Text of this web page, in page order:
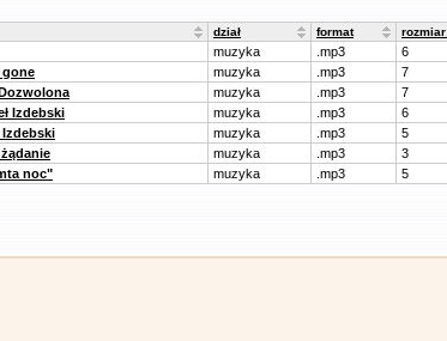
dział format rozmiar
muzyka .mp3 6
gone
muzyka .mp3 7
muzyka .mp3 7
Izdebski
muzyka .mp3 6
Izdebski
muzyka .mp3 5
muzyka .mp3 3
noc"
muzyka .mp3 5